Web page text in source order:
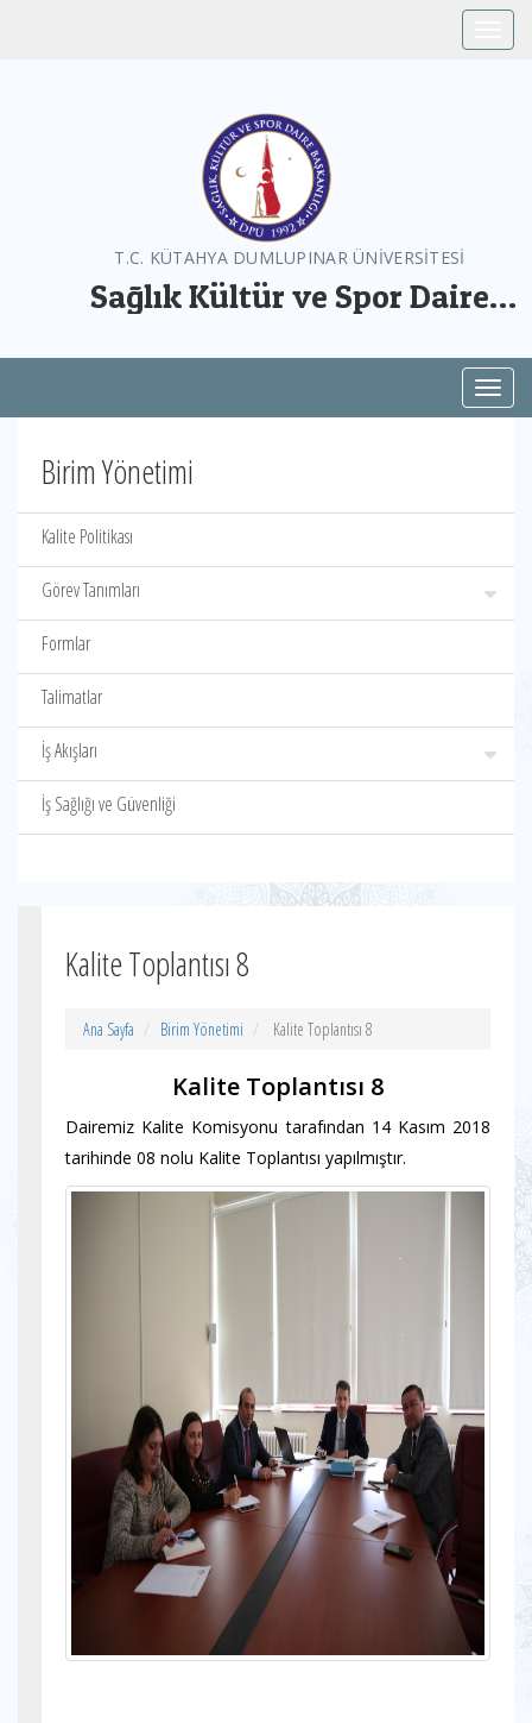
T.C. KÜTAHYA DUMLUPINAR ÜNİVERSİTESİ
Sağlık Kültür ve Spor Daire
Birim Yönetimi
Kalite Politikası
Görev Tanımları
Formlar
Talimatlar
İş Akışları
İş Sağlığı ve Güvenliği
Kalite Toplantısı 8
Ana Sayfa Birim Yönetimi Kalite Toplantısı 8
Kalite Toplantısı 8
Dairemiz Kalite Komisyonu tarafından 14 Kasım 2018
tarihinde 08 nolu Kalite Toplantısı yapılmıştır.